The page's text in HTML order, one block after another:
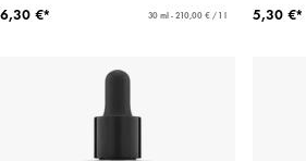
6,30 €*
30 ml - 210,00 € / 1 l
5,30 €*